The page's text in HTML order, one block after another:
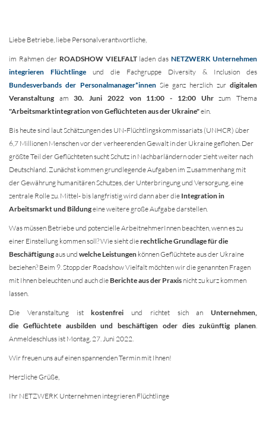
Liebe Betriebe, liebe Personalverantwortliche,
im Rahmen der ROADSHOW VIELFALT laden dasNETZWERK Unternehmen
integrieren Flüchtlinge und die Fachgruppe Diversity & Inclusion des
Bundesverbands der Personalmanager*innenSie ganz herzlich zurdigitalen
Veranstaltung am30. Juni 2022 von 11:00 - 12:00 Uhr zum Thema
"Arbeitsmarktintegration von Geflüchteten aus der Ukraine"ein.
Bis heute sind laut Schätzungen des UN-Flüchtlingskommissariats (UNHCR) über
6,7 Millionen Menschen vor der verheerenden Gewalt in der Ukraine geflohen. Der
größte Teil der Geflüchteten sucht Schutz in Nachbarländern oder zieht weiter nach
Deutschland. Zunächst kommen grundlegende Aufgaben im Zusammenhang mit
der Gewährung humanitären Schutzes, der Unterbringung und Versorgung, eine
zentrale Rolle zu. Mittel- bis langfristig wird dann aber die Integration in
Arbeitsmarkt und Bildungeine weitere große Aufgabe darstellen.
Was müssen Betriebe und potenzielle ArbeitnehmerInnen beachten, wenn es zu
einer Einstellung kommen soll? Wie sieht dierechtliche Grundlage für die
Beschäftigungaus und welche Leistungen können Geflüchtete aus der Ukraine
beziehen? Beim 9. Stopp der Roadshow Vielfalt möchten wir die genannten Fragen
mit Ihnen beleuchten und auch dieBerichte aus der Praxis nicht zu kurz kommen
lassen.
Die Veranstaltung istkostenfrei und richtet sich an Unternehmen,
die Geflüchtete ausbilden und beschäftigen oder dies zukünftig planen.
Anmeldeschluss ist Montag, 27. Juni 2022.
Wir freuen uns auf einen spannenden Termin mit Ihnen!
Herzliche Grüße,
Ihr NETZWERK Unternehmen integrieren Flüchtlinge